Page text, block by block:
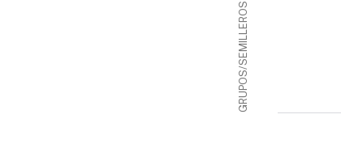
GRUPOS/SEMILLEROS